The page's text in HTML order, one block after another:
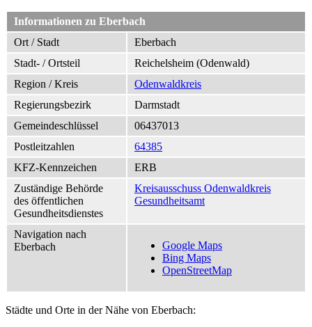
Informationen zu Eberbach
Ort / Stadt
Eberbach
Stadt- / Ortsteil
Reichelsheim (Odenwald)
Region / Kreis
Odenwaldkreis
Regierungsbezirk
Darmstadt
Gemeindeschlüssel
06437013
Postleitzahlen
64385
KFZ-Kennzeichen
ERB
Zuständige Behörde
des öffentlichen
Gesundheitsdienstes
Kreisausschuss Odenwaldkreis
Gesundheitsamt
Navigation nach
Eberbach
Google Maps
Bing Maps
OpenStreetMap
Städte und Orte in der Nähe von Eberbach: